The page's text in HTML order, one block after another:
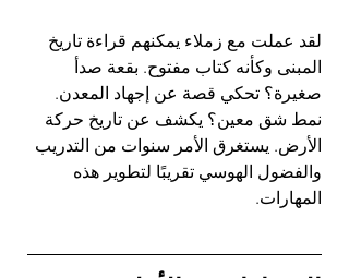
لقد عملت مع زملاء يمكنهم قراءة تاريخ
المبنى وكأنه كتاب مفتوح. بقعة صدأ
صغيرة؟ تحكي قصة عن إجهاد المعدن.
نمط شق معين؟ يكشف عن تاريخ حركة
الأرض. يستغرق الأمر سنوات من التدريب
والفضول الهوسي تقريبًا لتطوير هذه
المهارات.